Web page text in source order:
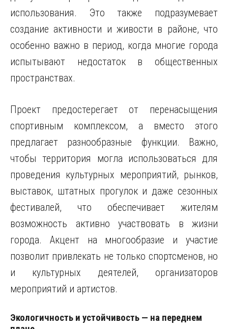
использования. Это также подразумевает
создание активности и живости в районе, что
особенно важно в период, когда многие города
испытывают недостаток в общественных
пространствах.
Проект предостерегает от перенасыщения
спортивным комплексом, а вместо этого
предлагает разнообразные функции. Важно,
чтобы территория могла использоваться для
проведения культурных мероприятий, рынков,
выставок, штатных прогулок и даже сезонных
фестивалей, что обеспечивает жителям
возможность активно участвовать в жизни
города. Акцент на многообразие и участие
позволит привлекать не только спортсменов, но
и культурных деятелей, организаторов
мероприятий и артистов.
Экологичность и устойчивость — на переднем